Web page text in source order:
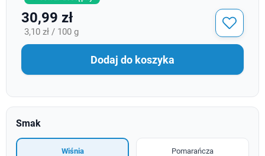
30,99 zł
3,10 zł / 100 g
Dodaj do koszyka
Smak
Wiśnia Pomarańcza